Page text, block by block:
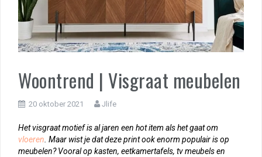
Woontrend | Visgraat meubelen
20 oktober 2021 Jlife
Het visgraat motief is al jaren een hot item als het gaat om
vloeren. Maar wist je dat deze print ook enorm populair is op
meubelen? Vooral op kasten, eetkamertafels, tv meubels en